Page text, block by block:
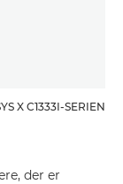
X C1333I-SERIEN
der er